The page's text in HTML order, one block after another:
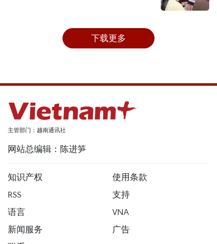
下载更多
主管部门：越南通讯社
网站总编辑：陈进笋
知识产权
使用条款
RSS
支持
语言
VNA
新闻服务
广告